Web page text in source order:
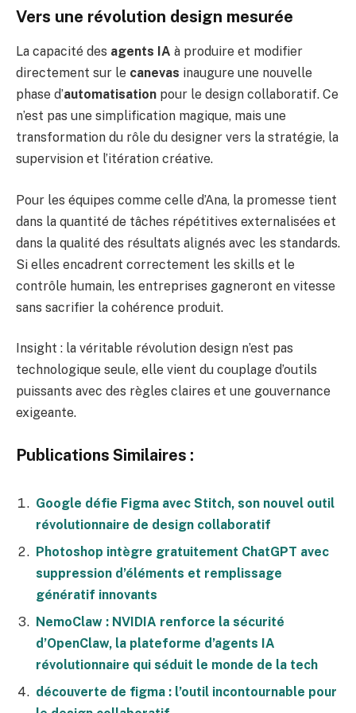
Vers une révolution design mesurée
La capacité des agents IA à produire et modifier
directement sur le canevas inaugure une nouvelle
phase d’automatisation pour le design collaboratif. Ce
n’est pas une simplification magique, mais une
transformation du rôle du designer vers la stratégie, la
supervision et l’itération créative.
Pour les équipes comme celle d’Ana, la promesse tient
dans la quantité de tâches répétitives externalisées et
dans la qualité des résultats alignés avec les standards.
Si elles encadrent correctement les skills et le
contrôle humain, les entreprises gagneront en vitesse
sans sacrifier la cohérence produit.
Insight : la véritable révolution design n’est pas
technologique seule, elle vient du couplage d’outils
puissants avec des règles claires et une gouvernance
exigeante.
Publications Similaires :
Google défie Figma avec Stitch, son nouvel outil
révolutionnaire de design collaboratif
Photoshop intègre gratuitement ChatGPT avec
suppression d’éléments et remplissage
génératif innovants
NemoClaw : NVIDIA renforce la sécurité
d’OpenClaw, la plateforme d’agents IA
révolutionnaire qui séduit le monde de la tech
découverte de figma : l’outil incontournable pour